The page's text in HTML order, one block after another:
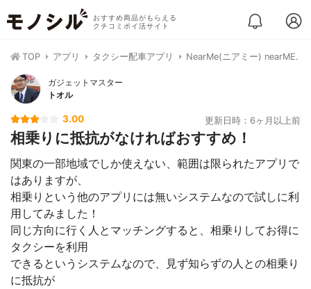
おすすめ商品がもらえる
クチコミポイ活サイト
TOP アプリ タクシー配車アプリ NearMe(ニアミー) nearME.
ガジェットマスター
トオル
3.00 更新日時：6ヶ月以上前
相乗りに抵抗がなければおすすめ！
関東の一部地域でしか使えない、範囲は限られたアプリで
はありますが、
相乗りという他のアプリには無いシステムなので試しに利
用してみました！
同じ方向に行く人とマッチングすると、相乗りしてお得に
タクシーを利用
できるというシステムなので、見ず知らずの人との相乗り
に抵抗が